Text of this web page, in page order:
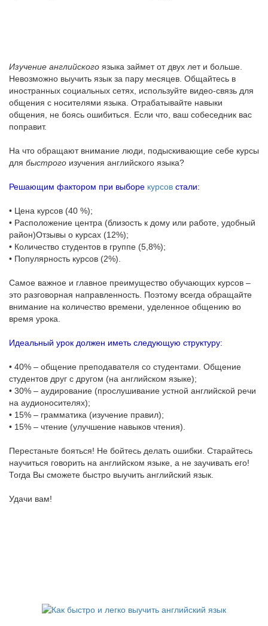
Изучение английского языка займет от двух лет и больше.
Невозможно выучить язык за пару месяцев. Общайтесь в
иностранных социальных сетях, используйте видео-связь для
общения с носителями языка. Отрабатывайте навыки
общения, не боясь ошибиться. Если что, ваш собеседник вас
поправит.
На что обращают внимание люди, подыскивающие себе курсы
для быстрого изучения английского языка?
Решающим фактором при выборе курсов стали:
• Цена курсов (40 %);
• Расположение центра (близость к дому или работе, удобный
район)Отзывы о курсах (12%);
• Количество студентов в группе (5,8%);
• Популярность курсов (2%).
Самое важное и главное преимущество обучающих курсов –
это разговорная направленность. Поэтому всегда обращайте
внимание на количество времени, уделенное общению во
время урока.
Идеальный урок должен иметь следующую структуру:
• 40% – общение преподавателя со студентами. Общение
студентов друг с другом (на английском языке);
• 30% – аудирование (прослушивание устной английской речи
на аудионосителях);
• 15% – грамматика (изучение правил);
• 15% – чтение (улучшение навыков чтения).
Перестаньте бояться! Не бойтесь делать ошибки. Старайтесь
научиться говорить на английском языке, а не заучивать его!
Тогда Вы сможете быстро выучить английский язык.
Удачи вам!